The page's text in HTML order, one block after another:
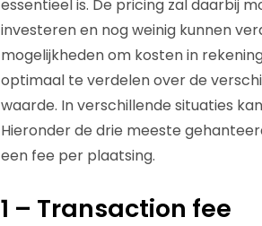
essentieel is. De pricing zal daarbij
investeren en nog weinig kunnen
mogelijkheden om kosten in
optimaal te verdelen over de
waarde. In verschillende situaties
Hieronder de drie meeste
een fee per plaatsing.
1 – Transaction fee